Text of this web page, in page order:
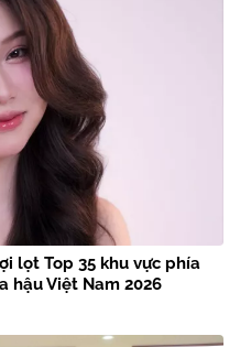
lọt Top 35 khu vực phía
hậu Việt Nam 2026